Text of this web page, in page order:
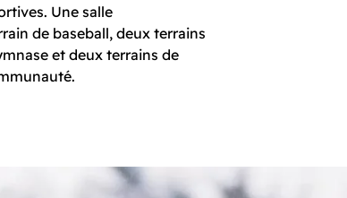
Une salle
de baseball, deux terrains
et deux terrains de